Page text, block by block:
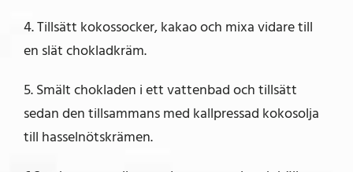
4. Tillsätt kokossocker, kakao och mixa vidare till
en slät chokladkräm.
5. Smält chokladen i ett vattenbad och tillsätt
sedan den tillsammans med kallpressad kokosolja
till hasselnötskrämen.